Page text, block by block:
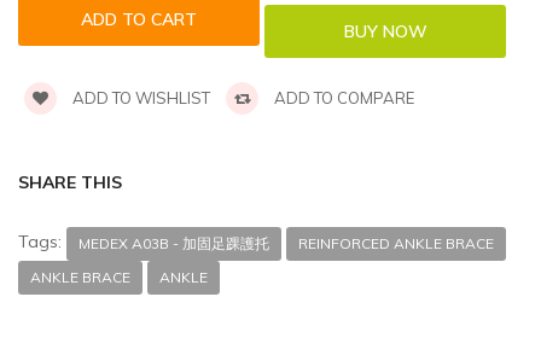
ADD TO WISHLIST ADD TO COMPARE
SHARE THIS
Tags: MEDEX A03B - 加固足踝護托
REINFORCED ANKLE BRACE
ANKLE BRACE
ANKLE